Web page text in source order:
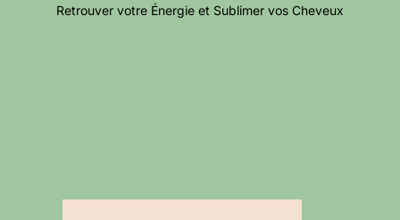
Retrouver votre Énergie et Sublimer vos Cheveux